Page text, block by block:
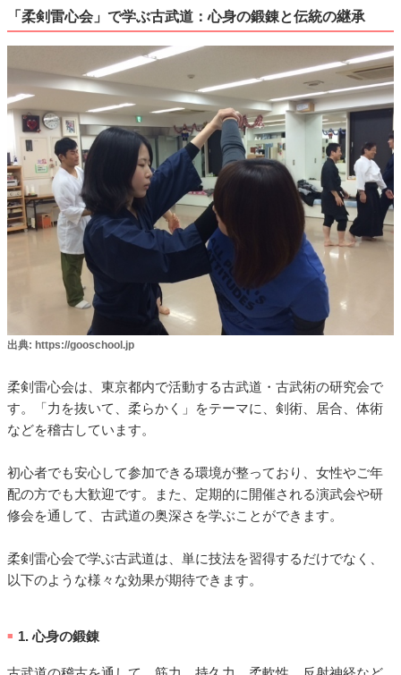
「柔剣雷心会」で学ぶ古武道：心身の鍛錬と伝統の継承
出典: https://gooschool.jp
柔剣雷心会は、東京都内で活動する古武道・古武術の研究会で
す。「力を抜いて、柔らかく」をテーマに、剣術、居合、体術
などを稽古しています。
初心者でも安心して参加できる環境が整っており、女性やご年
配の方でも大歓迎です。また、定期的に開催される演武会や研
修会を通して、古武道の奥深さを学ぶことができます。
柔剣雷心会で学ぶ古武道は、単に技法を習得するだけでなく、
以下のような様々な効果が期待できます。
■ 1. 心身の鍛錬